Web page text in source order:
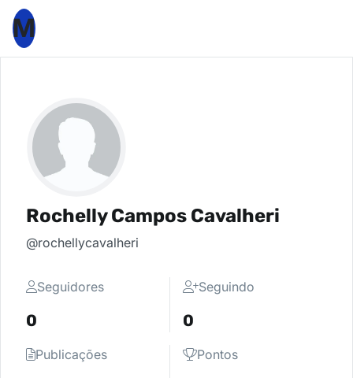
M
Rochelly Campos Cavalheri
@rochellycavalheri
Seguidores
0
Seguindo
0
Publicações Pontos